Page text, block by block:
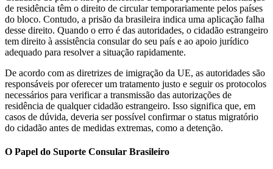
de residência têm o direito de circular temporariamente pelos países
do bloco. Contudo, a prisão da brasileira indica uma aplicação falha
desse direito. Quando o erro é das autoridades, o cidadão estrangeiro
tem direito à assistência consular do seu país e ao apoio jurídico
adequado para resolver a situação rapidamente.
De acordo com as diretrizes de imigração da UE, as autoridades são
responsáveis ​​por oferecer um tratamento justo e seguir os protocolos
necessários para verificar a transmissão das autorizações de
residência de qualquer cidadão estrangeiro. Isso significa que, em
casos de dúvida, deveria ser possível confirmar o status migratório
do cidadão antes de medidas extremas, como a detenção.
O Papel do Suporte Consular Brasileiro